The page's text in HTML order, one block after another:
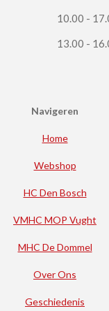
10.00 -
13.00 -
Navigeren
Home
Webshop
HC Den Bosch
VMHC MOP Vught
MHC De Dommel
Over Ons
Geschiedenis